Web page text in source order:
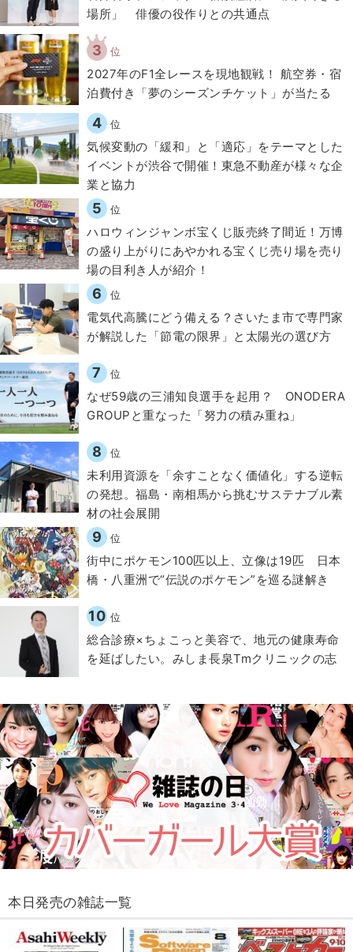
場所」 俳優の役作りとの共通点
3 位
2027年のF1全レースを現地観戦！ 航空券・宿
泊費付き「夢のシーズンチケット」が当たる
4 位
気候変動の「緩和」と「適応」をテーマとした
イベントが渋谷で開催！東急不動産が様々な企
業と協力
5 位
ハロウィンジャンボ宝くじ販売終了間近！万博
の盛り上がりにあやかれる宝くじ売り場を売り
場の目利き人が紹介！
6 位
電気代高騰にどう備える？さいたま市で専門家
が解説した「節電の限界」と太陽光の選び方
7 位
なぜ59歳の三浦知良選手を起用？ ONODERA
GROUPと重なった「努力の積み重ね」
8 位
​​未利用資源を「余すことなく価値化」する逆転
の発想。福島・南相馬から挑むサステナブル素
材の社会展開​
9 位
街中にポケモン100匹以上、立像は19匹 日本
橋・八重洲で“伝説のポケモン”を巡る謎解き
10 位
総合診療×ちょこっと美容で、地元の健康寿命
を延ばしたい。みしま長泉Tmクリニックの志
本日発売の雑誌一覧